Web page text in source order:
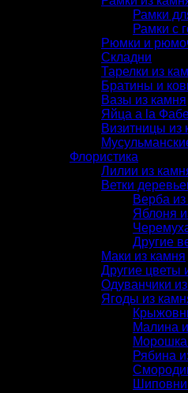
Рамки
Рамки с
Рюмки и
Складни
Тарелки из
Братины и
Вазы из камня
Яйца a la
Визитницы из
Флористика
Лилии из
Ветки
Верба
Яблоня
Другие
Маки из камня
Другие цветы
Одуванчики
Ягоды из
Малина
Морошка
Рябина